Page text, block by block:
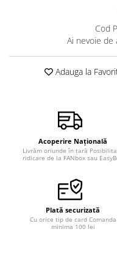
Monede Australia si
Monede Euro, Eurocenti
Monede Europa
Bancnote Europa
Cod
Ai nevoie de
Adauga la
Acoperire Națională
Livrăm oriunde în țară
ridicare de la FANbox sau
Plată securizată
Cu orice tip de card Comanda
minima 100 lei